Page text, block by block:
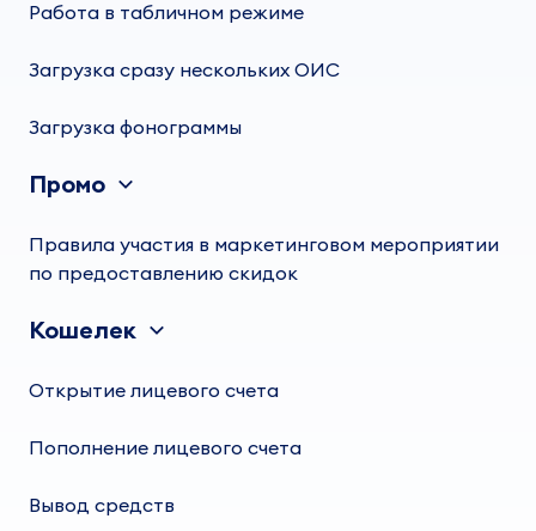
Работа в табличном режиме
Загрузка сразу нескольких ОИС
Загрузка фонограммы
Промо
Правила участия в маркетинговом мероприятии
по предоставлению скидок
Кошелек
Открытие лицевого счета
Пополнение лицевого счета
Вывод средств